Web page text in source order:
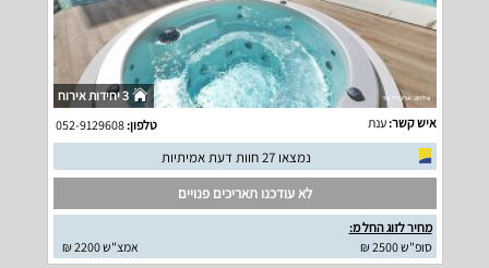
3 יחידות אירוח
איש קשר:ענת טלפון:052-9129608
נמצאו 27 חוות דעת אמיתיות
לא עודכנו תאריכים פנויים
מחיר לזוג החל מ:
סופ"ש 2500 ₪
אמצ"ש 2200 ₪